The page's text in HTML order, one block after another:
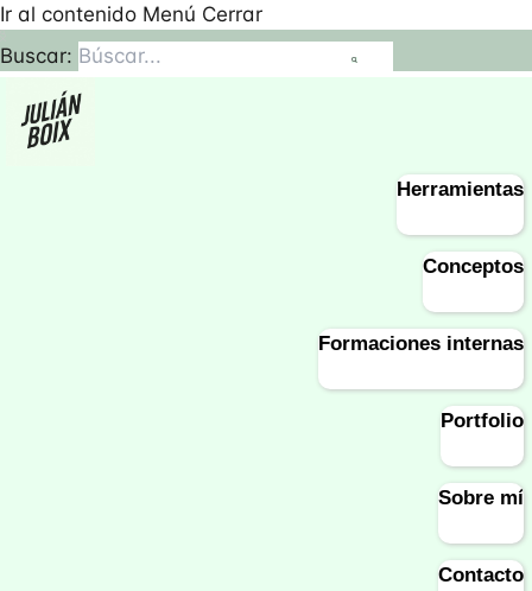
Ir al contenido Menú Cerrar
Buscar:
Herramientas
Conceptos
Formaciones internas
Portfolio
Sobre mí
Contacto